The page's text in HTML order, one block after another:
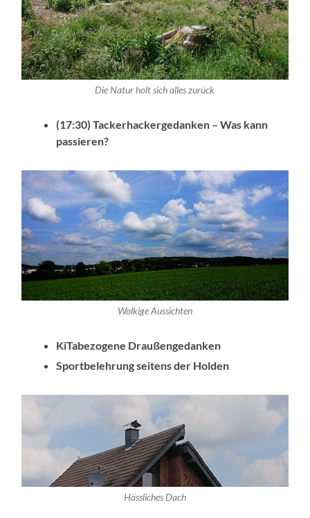
Die Natur holt sich alles zurück
(17:30) Tackerhackergedanken – Was kann
passieren?
Wolkige Aussichten
KiTabezogene Draußengedanken
Sportbelehrung seitens der Holden
Hässliches Dach